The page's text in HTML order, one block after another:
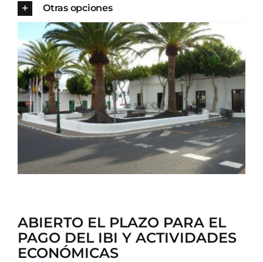
AYUNTAMIENTO
TURISMO
CONTACTO
Otras opciones
ABIERTO EL PLAZO PARA EL
PAGO DEL IBI Y ACTIVIDADES
ECONÓMICAS